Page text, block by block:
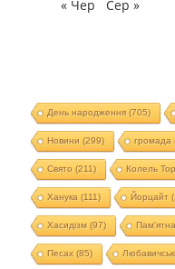
« Чер
Сер »
День народження(705)
Новини (299) громада
Свято (211) Колель
Ханука (111) Йорцайт
Хасидізм (97)
Песах(85)